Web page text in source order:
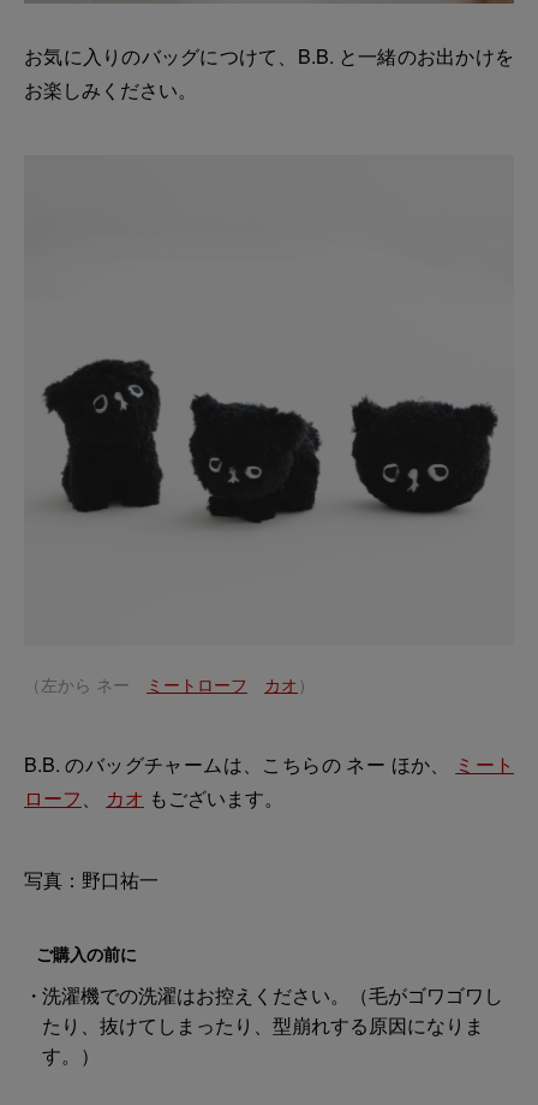
お気に入りのバッグにつけて、B.B. と一緒のお出かけを
お楽しみください。
（左から ネー ミートローフ カオ ）
B.B. のバッグチャームは、こちらの ネー ほか、
ミート
ローフ、 カオ もございます。
写真：野口祐一
ご購入の前に
洗濯機での洗濯はお控えください。（毛がゴワゴワし
たり、抜けてしまったり、型崩れする原因になりま
す。）